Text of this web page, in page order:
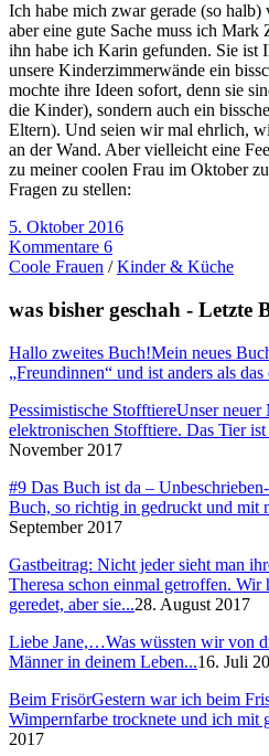
Ich habe mich zwar gerade (so halb)
aber eine gute Sache muss ich Mark
ihn habe ich Karin gefunden. Sie
unsere Kinderzimmerwände ein
mochte ihre Ideen sofort, denn sie
die Kinder), sondern auch ein
Eltern). Und seien wir mal ehrlich,
an der Wand. Aber vielleicht eine
zu meiner coolen Frau im Oktober
Fragen zu stellen:
5. Oktober 2016
Kommentare 6
Coole Frauen /Kinder & Küche
was bisher geschah - Letzte
Hallo zweites Buch!Mein neues
„Freundinnen“ und ist anders als das
Pessimistische StofftiereUnser neuer
elektronischen Stofftiere. Das Tier
November 2017
#9 Das Buch ist da –
Buch, so richtig in gedruckt und mit
September 2017
Gastbeitrag: Nicht jeder sieht man
Theresa schon einmal getroffen. Wir
geredet, aber sie...28. August 2017
Liebe Jane,…Was wüssten wir von
Männer in deinem Leben...16. Juli
Beim FrisörGestern war ich beim
Wimpernfarbe trocknete und ich mit
2017